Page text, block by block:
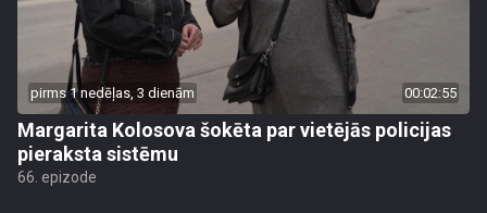
pirms 1 nedēļas, 3 dienām 00:02:55
Margarita Kolosova šokēta par vietējās policijas
pieraksta sistēmu
66. epizode